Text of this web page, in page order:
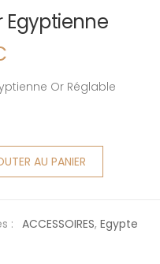
Egyptienne
Or Réglable
AU PANIER
: ACCESSOIRES, Egypte